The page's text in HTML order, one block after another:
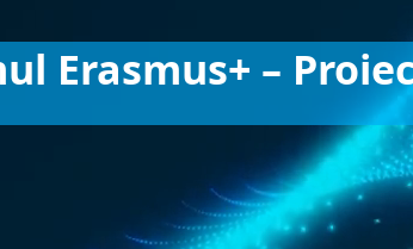
Erasmus+ –